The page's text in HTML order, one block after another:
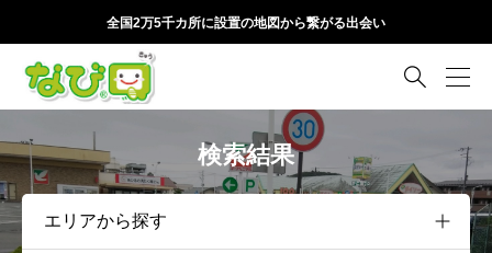
全国2万5千カ所に設置の地図から繋がる出会い

検索結果